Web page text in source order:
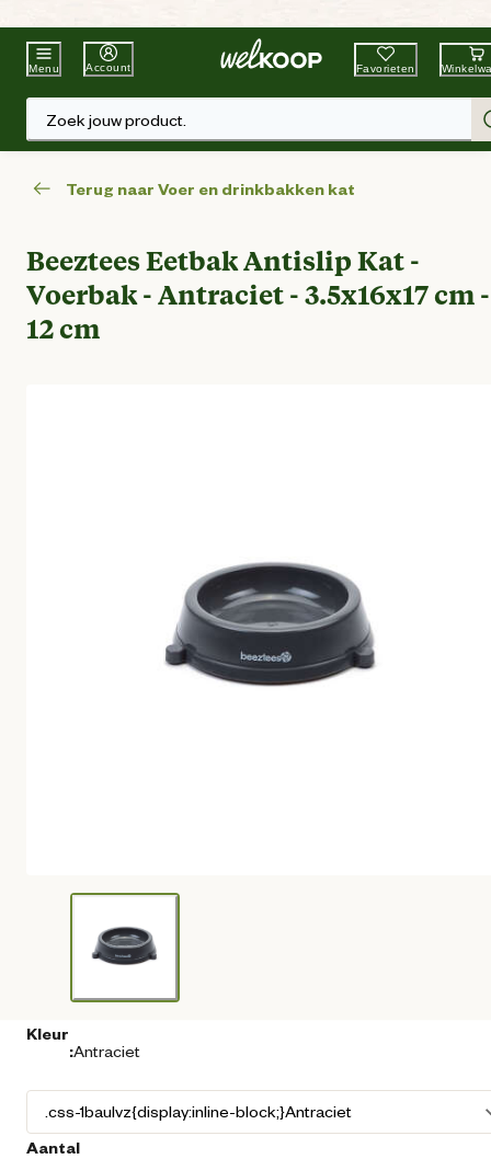
Beste WinkelketenTuin & Dier
Menu Account Favorieten
Zoek jouw product.
Terug naar Voer en drinkbakken kat
Beeztees Eetbak Antislip Kat -
Voerbak - Antraciet - 3.5x16x17 cm -
12 cm
Kleur
:Antraciet
Aantal